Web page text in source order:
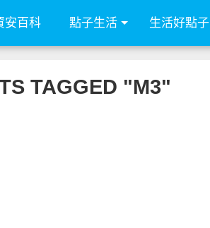
安百科 點子生活 生活好點子
TAGGED "M3"